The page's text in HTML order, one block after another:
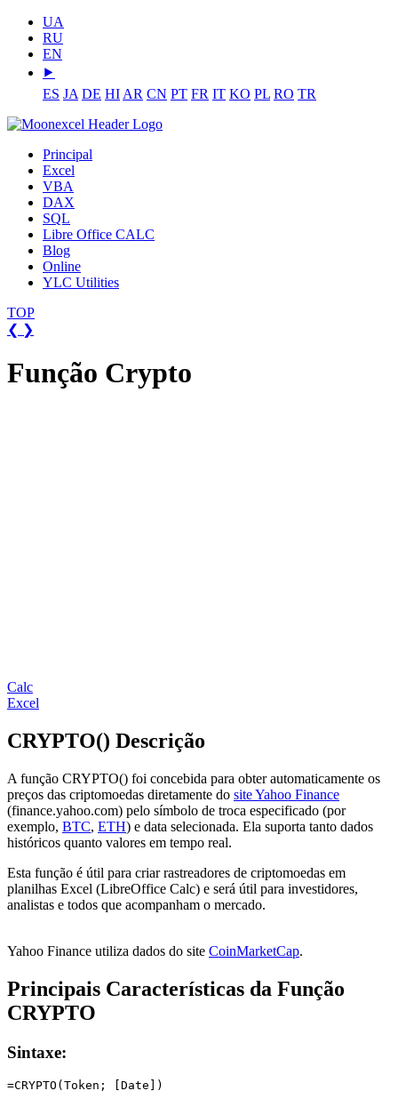
UA
RU
EN
⯈
ES JA DE HI AR CN PT FR IT KO PL RO TR
Principal
Excel
VBA
DAX
SQL
Libre Office CALC
Blog
Online
YLC Utilities
TOP
❮ ❯
Função Crypto
Calc
Excel
CRYPTO() Descrição
A função CRYPTO() foi concebida para obter automaticamente os
preços das criptomoedas diretamente do site Yahoo Finance
(finance.yahoo.com) pelo símbolo de troca especificado (por
exemplo, BTC, ETH) e data selecionada. Ela suporta tanto dados
históricos quanto valores em tempo real.
Esta função é útil para criar rastreadores de criptomoedas em
planilhas Excel (LibreOffice Calc) e será útil para investidores,
analistas e todos que acompanham o mercado.
Yahoo Finance utiliza dados do site CoinMarketCap.
Principais Características da Função
CRYPTO
Sintaxe: